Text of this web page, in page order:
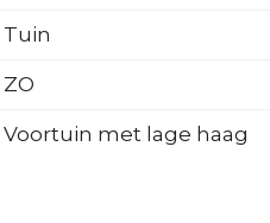
Tuin
ZO
Voortuin met lage haag